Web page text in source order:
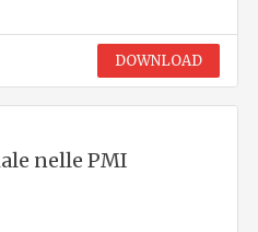
DOWNLOAD
nelle PMI